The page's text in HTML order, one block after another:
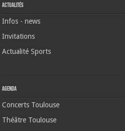
Actualités
Infos - news
Invitations
Actualité Sports
Agenda
Concerts Toulouse
Théâtre Toulouse